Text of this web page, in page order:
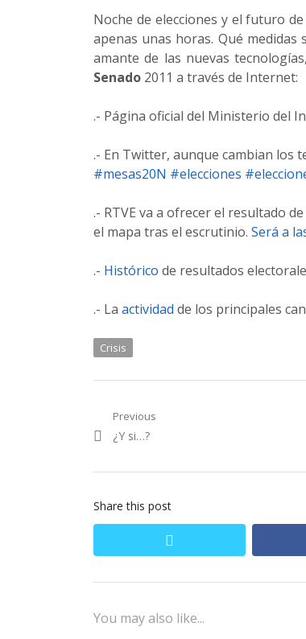
Noche de elecciones y el futuro
apenas unas horas. Qué
amante de las nuevas
Senado 2011 a través de Internet:
.- Página oficial del Ministerio del
.- En Twitter, aunque cambian los
#mesas20N #elecciones
.- RTVE va a ofrecer el resultado
el mapa tras el escrutinio. Será a
.- Histórico de resultados
.- La actividad de los principales
Crisis
Navegación
de
entradas
Previous
Previous
¿Y si…?
Share this post
You may also like...